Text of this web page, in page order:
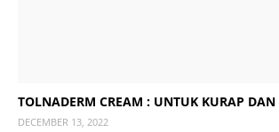
TOLNADERM CREAM : UNTUK KURAP
DECEMBER 13, 2022